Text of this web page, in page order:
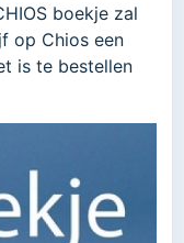
boekje zal
op Chios een
is te bestellen